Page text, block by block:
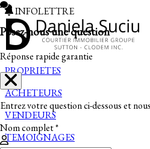
INFOLETTRE
PROPRIETES
ACHETEURS
VENDEURS
TEMOIGNAGES
Posez-nous une question
Réponse rapide garantie
Entrez votre question ci-dessous et
Nom complet *